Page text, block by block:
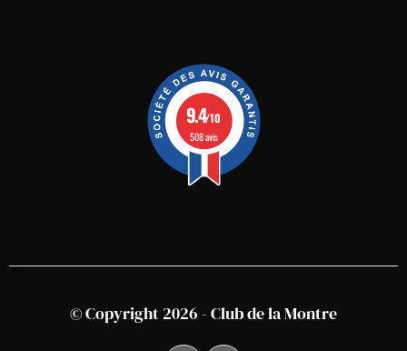
9.4/10
508 avis
© Copyright 2026 - Club de la Montre